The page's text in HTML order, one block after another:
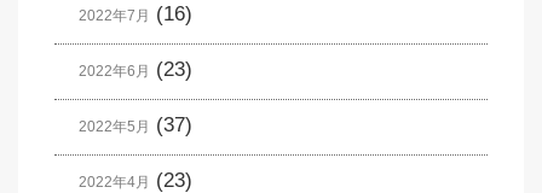
2022年7月 (16)
2022年6月 (23)
2022年5月 (37)
2022年4月 (23)